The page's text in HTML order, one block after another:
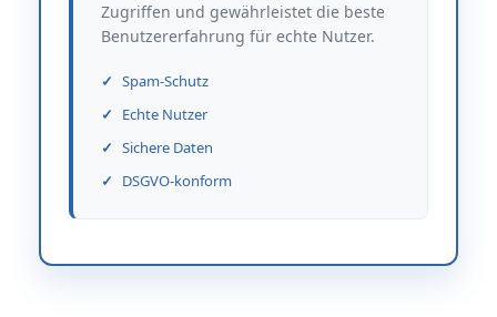
Zugriffen und gewährleistet die beste
Benutzererfahrung für echte Nutzer.
Spam-Schutz
Echte Nutzer
Sichere Daten
DSGVO-konform